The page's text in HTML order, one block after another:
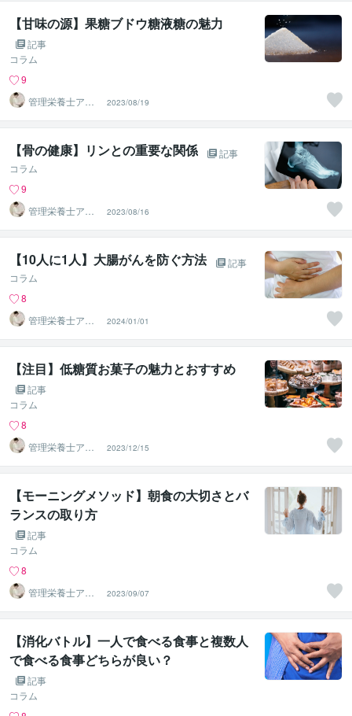
【甘味の源】果糖ブドウ糖液糖の魅力
記事
コラム
9
管理栄養士アオ
イ 村中一帆ママ
が楽する食
2023/08/19
【骨の健康】リンとの重要な関係
記事
コラム
9
管理栄養士アオ
イ 村中一帆ママ
が楽する食
2023/08/16
【10人に1人】大腸がんを防ぐ方法
記事
コラム
8
管理栄養士アオ
イ 村中一帆ママ
が楽する食
2024/01/01
【注目】低糖質お菓子の魅力とおすすめ
記事
コラム
8
管理栄養士アオ
イ 村中一帆ママ
が楽する食
2023/12/15
【モーニングメソッド】朝食の大切さとバ
ランスの取り方
記事
コラム
8
管理栄養士アオ
イ 村中一帆ママ
が楽する食
2023/09/07
【消化バトル】一人で食べる食事と複数人
で食べる食事どちらが良い？
記事
コラム